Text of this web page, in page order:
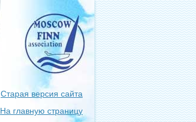
Старая версия сайта
На главную страницу